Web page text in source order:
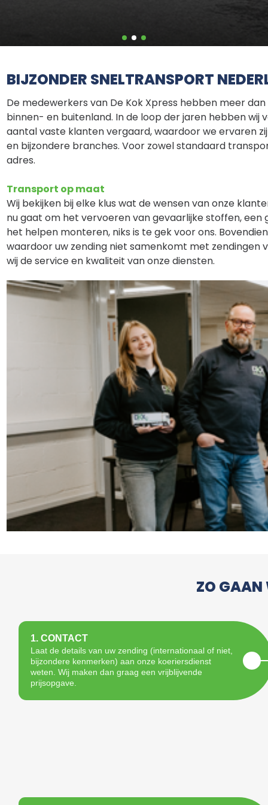
BIJZONDER SNELTRANSPORT
De medewerkers van De Kok Xpress hebben meer
binnen- en buitenland. In de loop der jaren hebben
aantal vaste klanten vergaard, waardoor we ervaren
en bijzondere branches. Voor zowel standaard
adres.
Transport op maat
Wij bekijken bij elke klus wat de wensen van onze
nu gaat om het vervoeren van gevaarlijke stoffen,
het helpen monteren, niks is te gek voor ons.
waardoor uw zending niet samenkomt met
wij de service en kwaliteit van onze diensten.
ZO GAAN